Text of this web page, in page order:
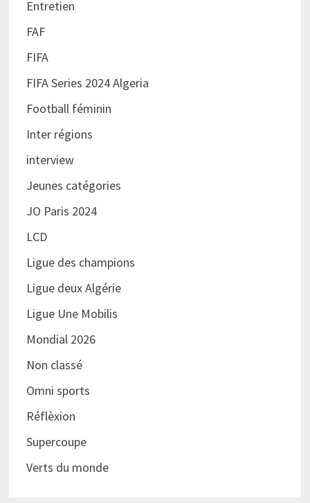
Entretien
FAF
FIFA
FIFA Series 2024 Algeria
Football féminin
Inter régions
interview
Jeunes catégories
JO Paris 2024
LCD
Ligue des champions
Ligue deux Algérie
Ligue Une Mobilis
Mondial 2026
Non classé
Omni sports
Réflèxion
Supercoupe
Verts du monde